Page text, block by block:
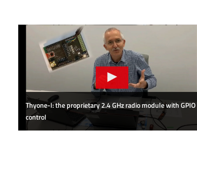
Thyone-I: the proprietary 2.4 GHz radio module with GPIO
control